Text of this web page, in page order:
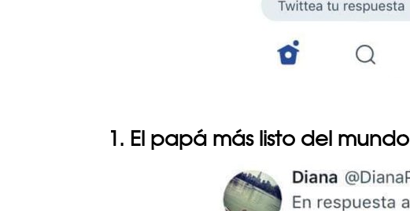
1. El papá más listo del mundo